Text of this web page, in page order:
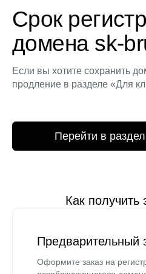
Срок
домена sk-
Если вы хотите сохранить
продление в разделе «Для
Перейти в
Как получить
Предварительный
Оформите заказ на